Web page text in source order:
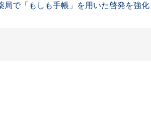
で「もしも手帳」を用いた啓発を強化